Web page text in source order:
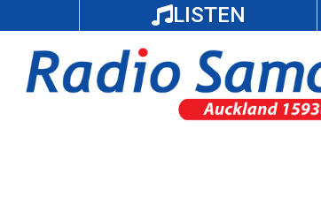
LISTEN